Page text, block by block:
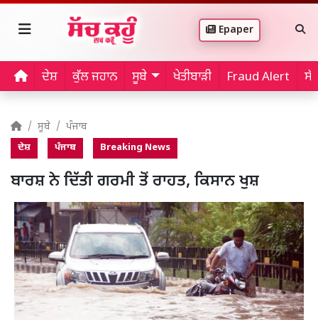
Epaper
ਦੇਸ਼ ਕੁੱਲ ਜਹਾਨ ਸੂਬੇ ਖੇਤੀਬਾੜੀ Fraud Alert
ਸੂਬੇ ਪੰਜਾਬ
ਦੇਸ਼ ਪੰਜਾਬ Breaking News
ਬਾਰਸ਼ ਨੇ ਦਿੱਤੀ ਗਰਮੀ ਤੋਂ ਰਾਹਤ, ਕਿਸਾਨ ਖੁਸ਼